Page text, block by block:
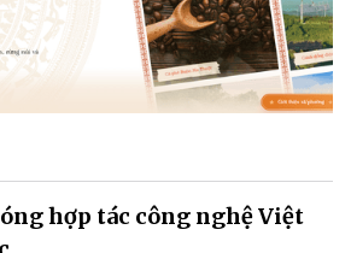
hợp tác công nghệ Việt